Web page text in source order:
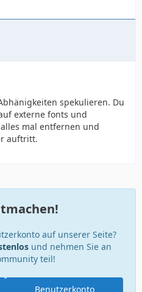
spekulieren. Du
externe fonts und
mal entfernen und
auftritt.
auf unserer Seite?
und nehmen Sie an
teil!
Benutzerkonto